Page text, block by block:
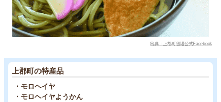
出典：上郡町役場公式Facebook
上郡町の特産品
・モロヘイヤ
・モロヘイヤようかん